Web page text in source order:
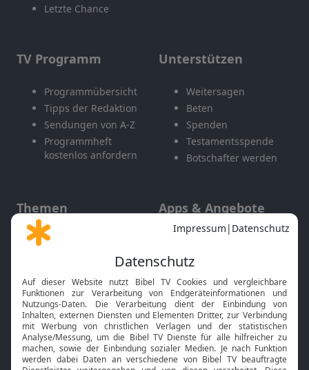
Letzte Chance
TV Programm
Programmübersicht
Tipps der Redaktion
Sendungen von A-Z
Programmheft
kostenlos anfordern
Unterstützen
Weitersagen
Beten
Spenden
Testamentsspende
Botschafter werden
Themen
Gott und Bibel erklärt
Neuigkeiten
Apps & Angebote
Mobile App
Smart TV
HbbTV
Bibelthek Online-Bibel
Nächster Gottesdienst